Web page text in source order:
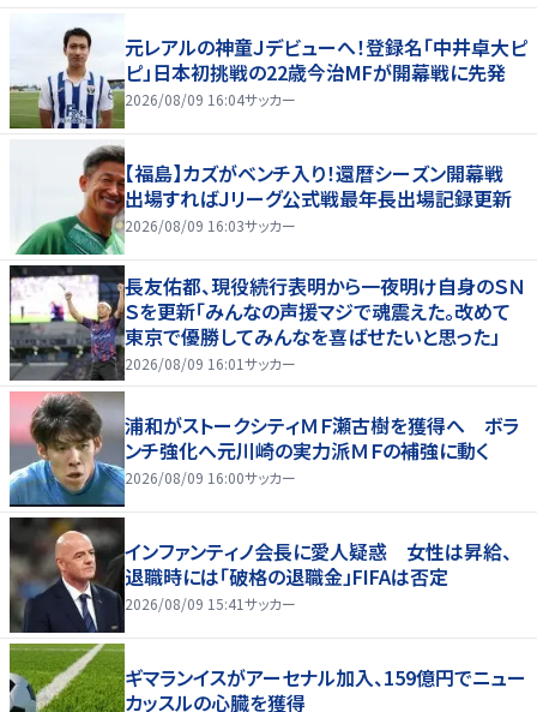
元レアルの神童Ｊデビューへ！登録名「中井卓大ピ
ピ」日本初挑戦の22歳今治MFが開幕戦に先発
2026/08/09 16:04サッカー
【福島】カズがベンチ入り！還暦シーズン開幕戦
出場すればＪリーグ公式戦最年長出場記録更新
2026/08/09 16:03サッカー
長友佑都、現役続行表明から一夜明け自身のＳＮ
Ｓを更新「みんなの声援マジで魂震えた。改めて
東京で優勝してみんなを喜ばせたいと思った」
2026/08/09 16:01サッカー
浦和がストークシティＭＦ瀬古樹を獲得へ ボラ
ンチ強化へ元川崎の実力派ＭＦの補強に動く
2026/08/09 16:00サッカー
インファンティノ会長に愛人疑惑 女性は昇給、
退職時には「破格の退職金」FIFAは否定
2026/08/09 15:41サッカー
ギマランイスがアーセナル加入、159億円でニュー
カッスルの心臓を獲得